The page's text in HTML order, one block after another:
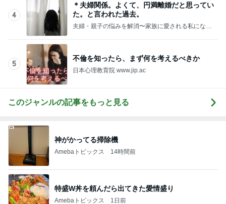
4
＊夫婦関係。よくて、円満離婚だと思ってい
た。と言われた過去。
夫婦・親子の悩みを解消〜家族に愛される私になる
5
不倫を知ったら、まず何を考えるべきか
日本心理教育院 www.jip.ac
このジャンルの記事をもっと見る
神がかってる掃除機
Amebaトピックス 14時間前
特盛W丼を頼んだら出てきた愛情盛り
Amebaトピックス 1日前